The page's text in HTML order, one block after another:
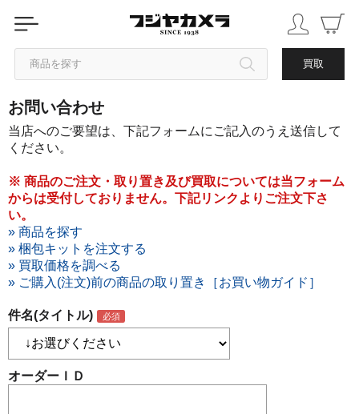
商品を探す 買取
カテゴリから探す
ブランドから探す
中古品を探す
お問い合わせ
当店へのご要望は、下記フォームにご記入のうえ送信して
ください。
※ 商品のご注文・取り置き及び買取については当フォーム
からは受付しておりません。下記リンクよりご注文下さ
い。
» 商品を探す
» 梱包キットを注文する
» 買取価格を調べる
» ご購入(注文)前の商品の取り置き［お買い物ガイド］
件名(タイトル)
オーダーＩＤ